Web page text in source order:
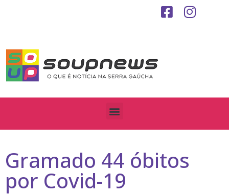
Gramado 44 óbitos
por Covid-19